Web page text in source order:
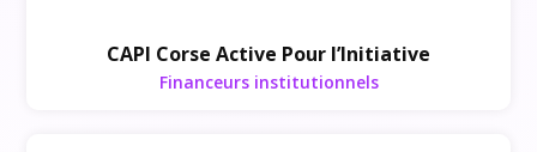
CAPI Corse Active Pour l’Initiative
Financeurs institutionnels